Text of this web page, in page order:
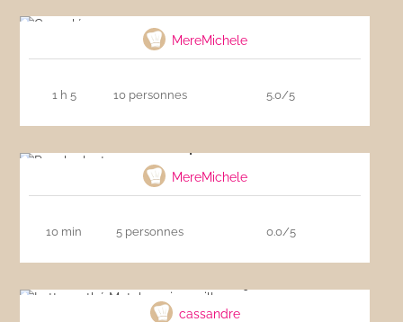
MereMichele
1 h 5 10 personnes 5.0/5
MereMichele
10 min 5 personnes 0.0/5
cassandre